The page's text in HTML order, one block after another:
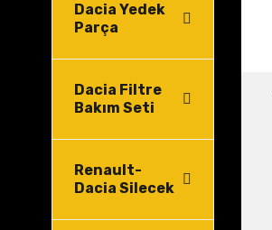
Dacia Yedek
Parça
Dacia Filtre
Bakım Seti
Renault-
Dacia Silecek